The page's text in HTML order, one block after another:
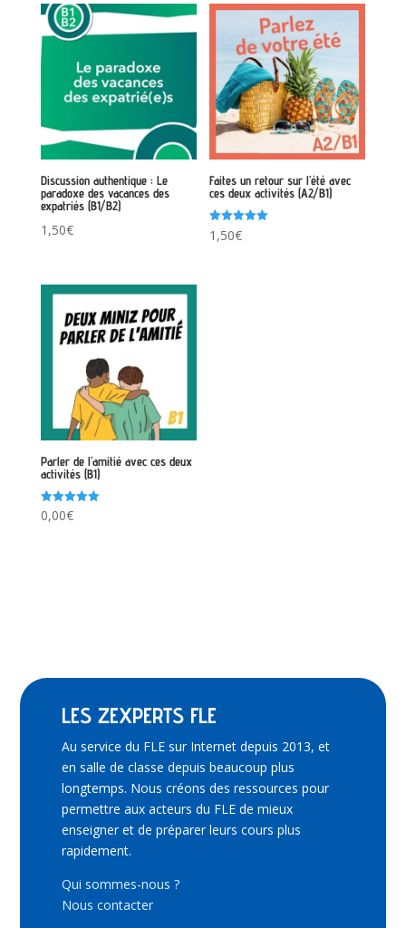
Discussion authentique : Le
paradoxe des vacances des
expatriés (B1/B2)
1,50€
Faites un retour sur l’été avec
ces deux activités (A2/B1)
Note
5.00
1,50€
Parler de l’amitié avec ces deux
activités (B1)
Note
5.00
0,00€
LES ZEXPERTS FLE
Au service du FLE sur Internet depuis 2013, et
en salle de classe depuis beaucoup plus
longtemps. Nous créons des ressources pour
permettre aux acteurs du FLE de mieux
enseigner et de préparer leurs cours plus
rapidement.
Qui sommes-nous ?
Nous contacter